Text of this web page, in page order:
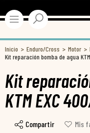
Inicio Enduro/Cross Motor
Kit reparación bomba de agua
Kit
KTM EXC
Compartir
Mis